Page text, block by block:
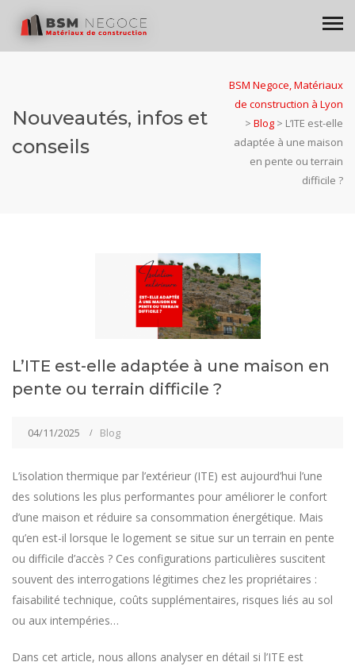
Nouveautés, infos et
conseils
BSM Negoce, Matériaux
de construction à Lyon
> Blog > L’ITE est-elle
adaptée à une maison
en pente ou terrain
difficile ?
L’ITE est-elle adaptée à une maison en
pente ou terrain difficile ?
04/11/2025 Blog
L’isolation thermique par l’extérieur (ITE) est aujourd’hui l’une
des solutions les plus performantes pour améliorer le confort
d’une maison et réduire sa consommation énergétique. Mais
qu’en est-il lorsque le logement se situe sur un terrain en pente
ou difficile d’accès ? Ces configurations particulières suscitent
souvent des interrogations légitimes chez les propriétaires :
faisabilité technique, coûts supplémentaires, risques liés au sol
ou aux intempéries…
Dans cet article, nous allons analyser en détail si l’ITE est